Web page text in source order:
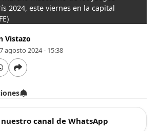
2024, este viernes en la capital
Vistazo
agosto 2024 - 15:38
canal de WhatsApp